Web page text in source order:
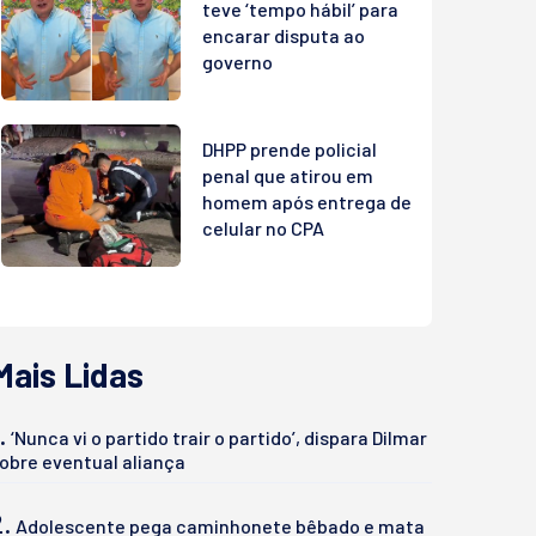
teve ‘tempo hábil’ para
encarar disputa ao
governo
DHPP prende policial
penal que atirou em
homem após entrega de
celular no CPA
Lidas
‘Nunca vi o partido trair o partido’, dispara Dilmar
eventual aliança
Adolescente pega caminhonete bêbado e mata